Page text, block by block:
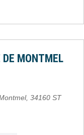
DE MONTMEL
, 34160 ST